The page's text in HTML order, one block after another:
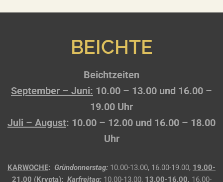
BEICHTE
Beichtzeiten
September – Juni: 10.00 – 13.00 und 16.00 –
19.00 Uhr
Juli – August: 10.00 – 12.00 und 16.00 – 18.00
Uhr
KARWOCHE: Gründonnerstag: 10.00-13.00, 16.00-19.00, 19.00-
21.00 (Krypta); Karfreitag:10.00-13.00, 13.00-16.00, 16.00-